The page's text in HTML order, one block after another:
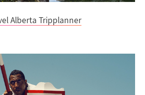
Alberta Tripplanner